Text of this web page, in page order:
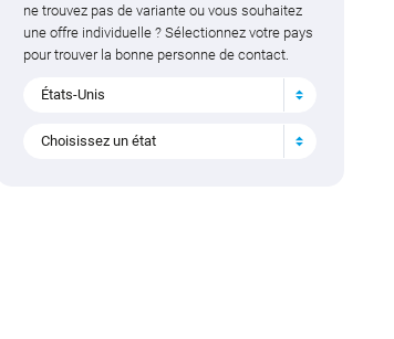
ne trouvez pas de variante ou vous souhaitez
une offre individuelle ? Sélectionnez votre pays
pour trouver la bonne personne de contact.
États-Unis
Choisissez un état